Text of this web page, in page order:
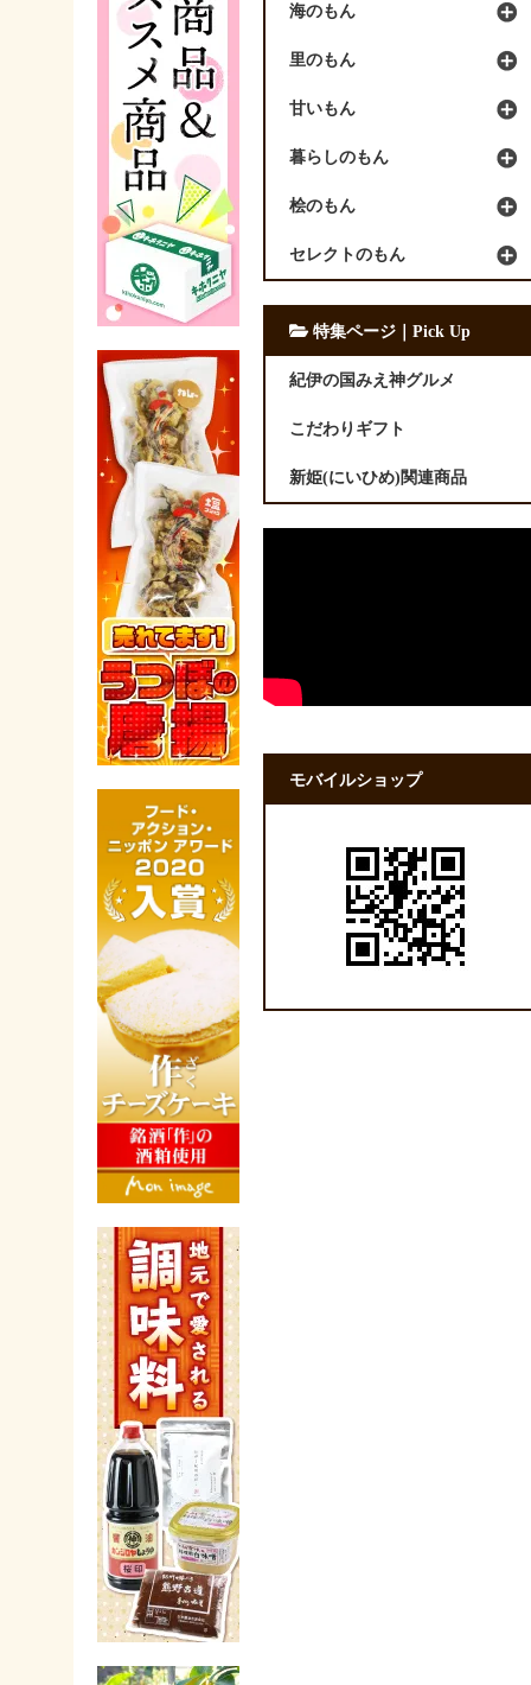
海のもん
里のもん
甘いもん
暮らしのもん
桧のもん
セレクトのもん
特集ページ｜Pick Up
紀伊の国みえ神グルメ
こだわりギフト
新姫(にいひめ)関連商品
モバイルショップ